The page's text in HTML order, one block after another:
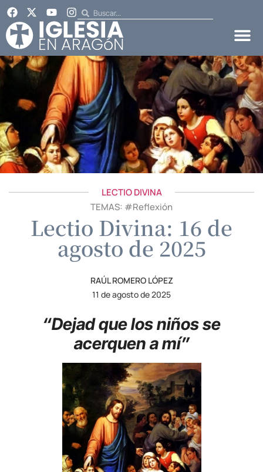
LECTIO DIVINA
TEMAS: #Reflexión
Lectio Divina: 16 de
agosto de 2025
RAÚL ROMERO LÓPEZ
11 de agosto de 2025
“Dejad que los niños se
acerquen a mí”